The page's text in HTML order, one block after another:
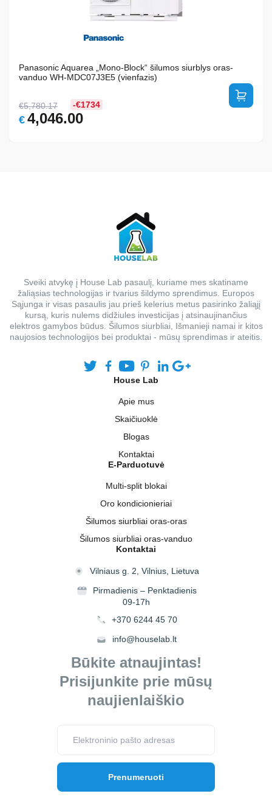
Panasonic Aquarea „Mono-Block“ šilumos siurblys oras-
vanduo WH-MDC07J3E5 (vienfazis)
-€1734
€5,780.17
Original
€ 4,046.00Current
Sveiki atvykę į House Lab pasaulį, kuriame mes skatiname
žaliąsias technologijas ir tvarius šildymo sprendimus. Europos
Sąjunga ir visas pasaulis jau prieš kelerius metus pasirinko žaliąjį
kursą, kuris nulems didžiules investicijas į atsinaujinančius
elektros gamybos būdus. Šilumos siurbliai, Išmanieji namai ir kitos
naujosios technologijos bei produktai - mūsų sprendimas ir ateitis.
House Lab
Apie mus
Skaičiuoklė
Blogas
Kontaktai
E-Parduotuvė
Multi-split blokai
Oro kondicionieriai
Šilumos siurbliai oras-oras
Šilumos siurbliai oras-vanduo
Kontaktai
Vilniaus g. 2, Vilnius, Lietuva
Pirmadienis – Penktadienis
09-17h
+370 6244 45 70
info@houselab.lt
Būkite atnaujintas!
Prisijunkite prie mūsų
naujienlaiškio